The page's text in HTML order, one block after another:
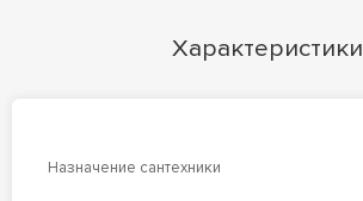
Характеристики
Назначение сантехники